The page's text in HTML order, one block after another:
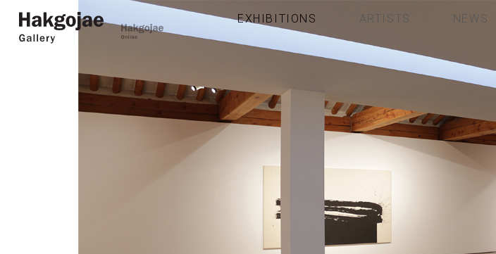
EXHIBITIONS ARTISTS NEWS